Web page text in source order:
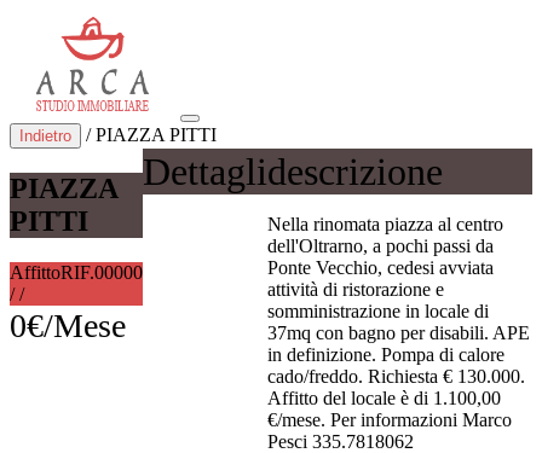
Indietro / PIAZZA PITTI
PIAZZA
PITTI
Affitto
/ /
RIF.00000
0€/Mese
Dettaglidescrizione
Nella rinomata piazza al centro
dell'Oltrarno, a pochi passi da
Ponte Vecchio, cedesi avviata
attività di ristorazione e
somministrazione in locale di
37mq con bagno per disabili. APE
in definizione. Pompa di calore
cado/freddo. Richiesta € 130.000.
Affitto del locale è di 1.100,00
€/mese. Per informazioni Marco
Pesci 335.7818062